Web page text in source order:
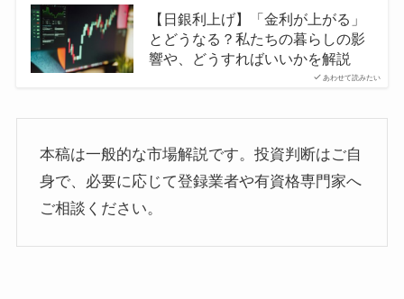
あわせて読みたい
【日銀利上げ】「金利が上がる」
とどうなる？私たちの暮らしの影
響や、どうすればいいかを解説
本稿は一般的な市場解説です。投資判断はご自
身で、必要に応じて登録業者や有資格専門家へ
ご相談ください。